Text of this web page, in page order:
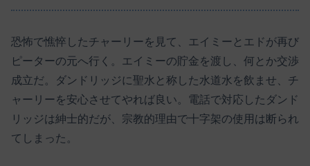
恐怖で憔悴したチャーリーを見て、エイミーとエドが再び
ピーターの元へ行く。エイミーの貯金を渡し、何とか交渉
成立だ。ダンドリッジに聖水と称した水道水を飲ませ、チ
ャーリーを安心させてやれば良い。電話で対応したダンド
リッジは紳士的だが、宗教的理由で十字架の使用は断られ
てしまった。